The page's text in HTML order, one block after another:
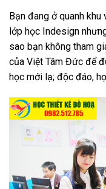
Bạn đang ở quanh
lớp học Indesign
sao bạn không tham
của Việt Tâm Đức để
học mới lạ; độc đáo,